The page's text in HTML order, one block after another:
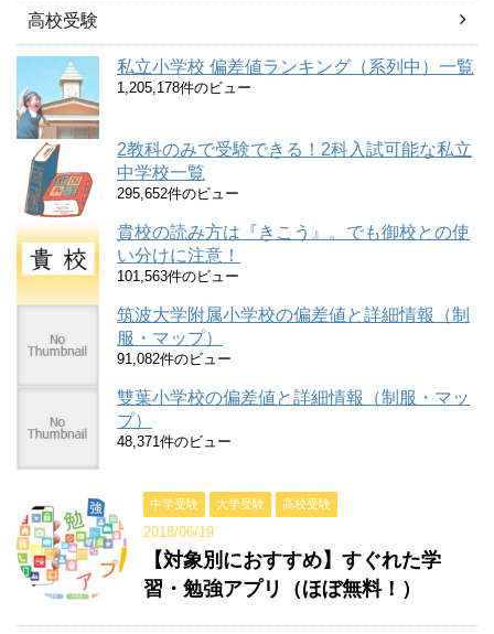
高校受験
私立小学校 偏差値ランキング（系列中）一覧
1,205,178件のビュー
2教科のみで受験できる！2科入試可能な私立
中学校一覧
295,652件のビュー
貴校の読み方は『きこう』。でも御校との使
い分けに注意！
101,563件のビュー
筑波大学附属小学校の偏差値と詳細情報（制
服・マップ）
91,082件のビュー
雙葉小学校の偏差値と詳細情報（制服・マッ
プ）
48,371件のビュー
中学受験 大学受験 高校受験
2018/06/19
【対象別におすすめ】すぐれた学
習・勉強アプリ（ほぼ無料！）